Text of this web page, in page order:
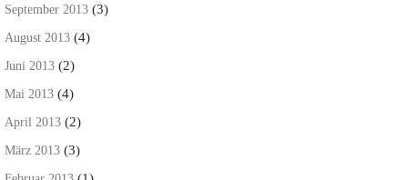
September 2013 (3)
August 2013 (4)
Juni 2013 (2)
Mai 2013 (4)
April 2013 (2)
März 2013 (3)